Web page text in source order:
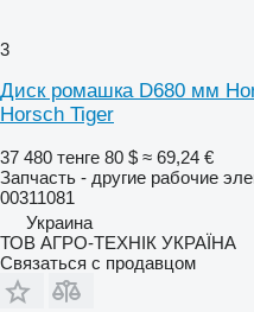
3
Диск ромашка D680 мм
Horsch Tiger
37 480 тенге 80 $ ≈ 69,24 €
Запчасть - другие рабочие
00311081
Украина
ТОВ АГРО-ТЕХНІК УКРАЇНА
Связаться с продавцом